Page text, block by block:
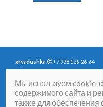
gryadushka +7 938 126-26-64
конфиденциальности.
Согласие на получение
рассылки рекламно-
Мы используем cookie-
содержимого сайта и
также для